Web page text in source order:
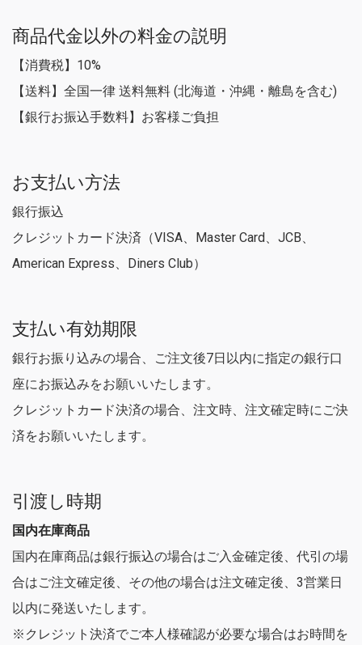
商品代金以外の料金の説明
【消費税】10%
【送料】全国一律 送料無料 (北海道・沖縄・離島を含む)
【銀行お振込手数料】お客様ご負担
お支払い方法
銀行振込
クレジットカード決済（VISA、Master Card、JCB、
American Express、Diners Club）
支払い有効期限
銀行お振り込みの場合、ご注文後7日以内に指定の銀行口
座にお振込みをお願いいたします。
クレジットカード決済の場合、注文時、注文確定時にご決
済をお願いいたします。
引渡し時期
国内在庫商品
国内在庫商品は銀行振込の場合はご入金確定後、代引の場
合はご注文確定後、その他の場合は注文確定後、3営業日
以内に発送いたします。
※クレジット決済でご本人様確認が必要な場合はお時間を